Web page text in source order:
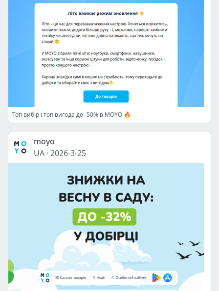
Топ вибір і топ вигода до -50% в MOYO 🔥
moyo
UA · 2026-3-25